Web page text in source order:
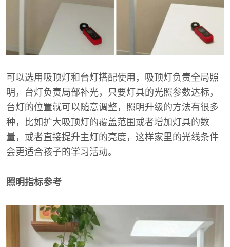
可以选用吸顶灯和台灯搭配使用，吸顶灯负责全局照
明，台灯负责局部补光，只要灯具的光照参数达标，
台灯的位置就可以随意调整，照明升级的方法有很多
种，比如扩大吸顶灯的覆盖范围或者增加灯具的数
量，或者直接提升主灯的亮度，这样家里的光线条件
会更适合孩子的学习活动。
照明指标参考